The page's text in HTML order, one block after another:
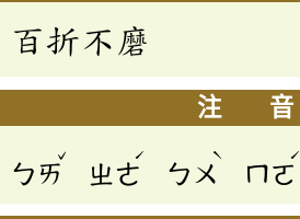
百折不磨
注 音
ㄅㄞ
ˇ
ㄓㄜ
ˊ
ㄅㄨ
ˋ
ㄇㄛ
ˊ